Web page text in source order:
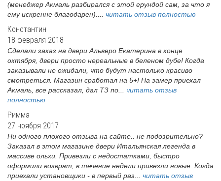
(менеджер Акмаль разбирался с этой ерундой сам, за что я
ему искренне благодарен).... читать отзыв полностью
Константин
18 февраля 2018
Сделали заказ на двери Альверо Екатерина в конце
октября, двери просто нереальные в беленом дубе! Когда
заказывали не ожидали, что будут настолько красиво
смотреться. Магазин сработал на 5+! На замер приехал
Акмаль, все рассказал, дал ТЗ по... читать отзыв
полностью
Римма
27 ноября 2017
Ни одного плохого отзыва на сайте.. не подозрительно?
Заказал в этом магазине двери Итальянская легенда в
массиве ольхи. Привезли с недостатками, быстро
оформили возврат, в течение недели привезли новые. Когда
приехали установщики - в первый раз... читать отзыв